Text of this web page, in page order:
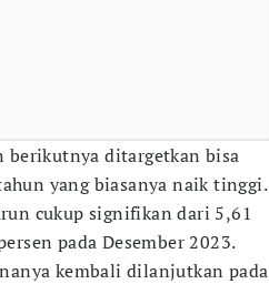
berikutnya ditargetkan bisa
yang biasanya naik tinggi.
cukup signifikan dari 5,61
pada Desember 2023.
kembali dilanjutkan pada